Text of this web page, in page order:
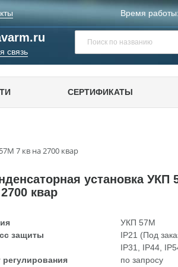
Время
связь
СЕРТИФИКАТЫ
7 кв на 2700 квар
установка УКП
квар
УКП 57М
защиты
IP21 (Под
IP31, IP44,
регулирования
по запросу